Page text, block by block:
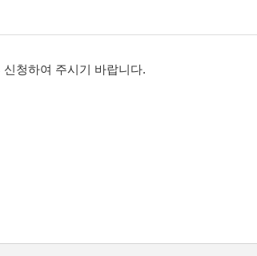
청하여 주시기 바랍니다.